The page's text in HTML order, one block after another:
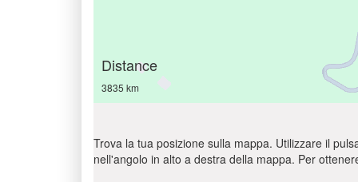
Distance
3835 km
Trova la tua posizione sulla mappa. Utilizzare il
nell'angolo in alto a destra della mappa. Per